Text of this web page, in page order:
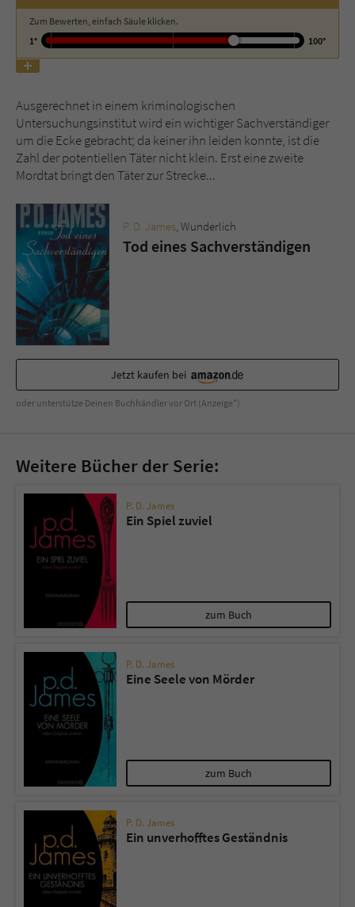
Zum Bewerten, einfach Säule klicken.
1°
100°
Ausgerechnet in einem kriminologischen
Untersuchungsinstitut wird ein wichtiger Sachverständiger
um die Ecke gebracht; da keiner ihn leiden konnte, ist die
Zahl der potentiellen Täter nicht klein. Erst eine zweite
Mordtat bringt den Täter zur Strecke...
P. D. James, Wunderlich
Tod eines Sachverständigen
Jetzt kaufen bei
oder unterstütze Deinen Buchhändler vor Ort (Anzeige*)
Weitere Bücher der Serie:
P. D. James
Ein Spiel zuviel
zum Buch
P. D. James
Eine Seele von Mörder
zum Buch
P. D. James
Ein unverhofftes Geständnis
Name tx_pwcomments_ahash
Anbieter
Laufzeit 1 Jahr
Zweck Cookie für Kommentare einzelner Buchtitel
Anbieter Literatur-Couch Medien GmbH & Co. KG
Laufzeit
Zweck
Sicherheitscode des Kontaktformulars zu
überprüfen.